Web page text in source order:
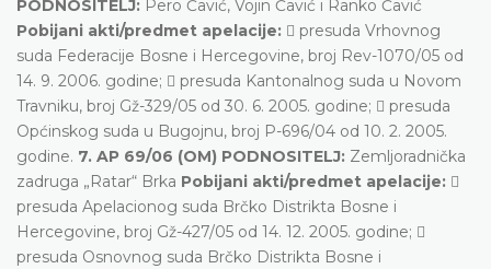
PODNOSITELJ: Pero Čavić, Vojin Čavić i Ranko Čavić
Pobijani akti/predmet apelacije:  presuda Vrhovnog
suda Federacije Bosne i Hercegovine, broj Rev-1070/05 od
14. 9. 2006. godine;  presuda Kantonalnog suda u Novom
Travniku, broj Gž-329/05 od 30. 6. 2005. godine;  presuda
Općinskog suda u Bugojnu, broj P-696/04 od 10. 2. 2005.
godine. 7. AP 69/06 (OM) PODNOSITELJ: Zemljoradnička
zadruga „Ratar“ Brka Pobijani akti/predmet apelacije: 
presuda Apelacionog suda Brčko Distrikta Bosne i
Hercegovine, broj Gž-427/05 od 14. 12. 2005. godine; 
presuda Osnovnog suda Brčko Distrikta Bosne i